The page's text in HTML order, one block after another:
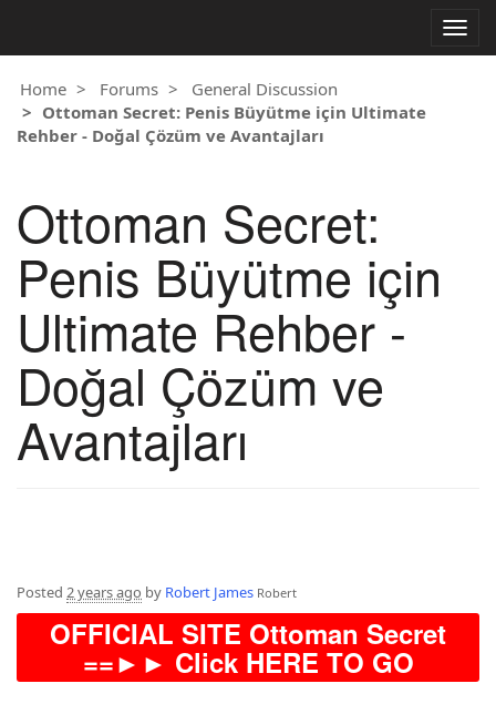
Home
Forums
General Discussion
Ottoman Secret: Penis Büyütme için Ultimate
Rehber - Doğal Çözüm ve Avantajları
Ottoman Secret:
Penis Büyütme için
Ultimate Rehber -
Doğal Çözüm ve
Avantajları
Posted 2 years ago by Robert James Robert
OFFICIAL SITE Ottoman Secret
==►► Click HERE TO GO